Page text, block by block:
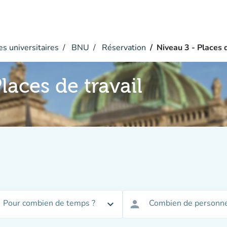
universitaires BNU Réservation Niveau 3 - Places
de travail
Pour combien de temps ? expand_more person Combien de